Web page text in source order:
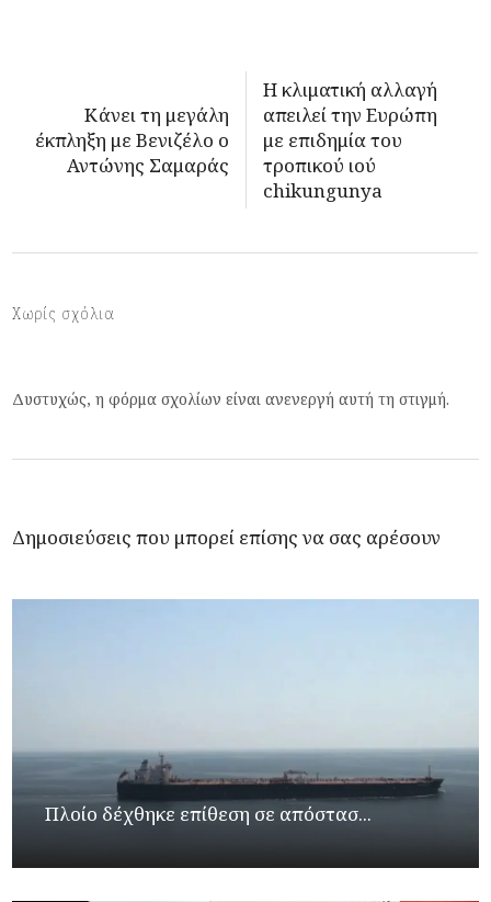
Κάνει τη μεγάλη
έκπληξη με Βενιζέλο ο
Αντώνης Σαμαράς
Η κλιματική αλλαγή
απειλεί την Ευρώπη
με επιδημία του
τροπικού ιού
chikungunya
Χωρίς σχόλια
Δυστυχώς, η φόρμα σχολίων είναι ανενεργή αυτή τη στιγμή.
Δημοσιεύσεις που μπορεί επίσης να σας αρέσουν
Πλοίο δέχθηκε επίθεση σε απόστασ...